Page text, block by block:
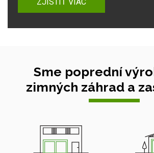
Sme poprední
zimných záhrad a